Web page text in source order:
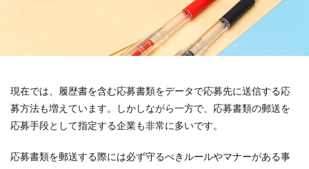
現在では、履歴書を含む応募書類をデータで応募先に送信する応
募方法も増えています。しかしながら一方で、応募書類の郵送を
応募手段として指定する企業も非常に多いです。
応募書類を郵送する際には必ず守るべきルールやマナーがある事